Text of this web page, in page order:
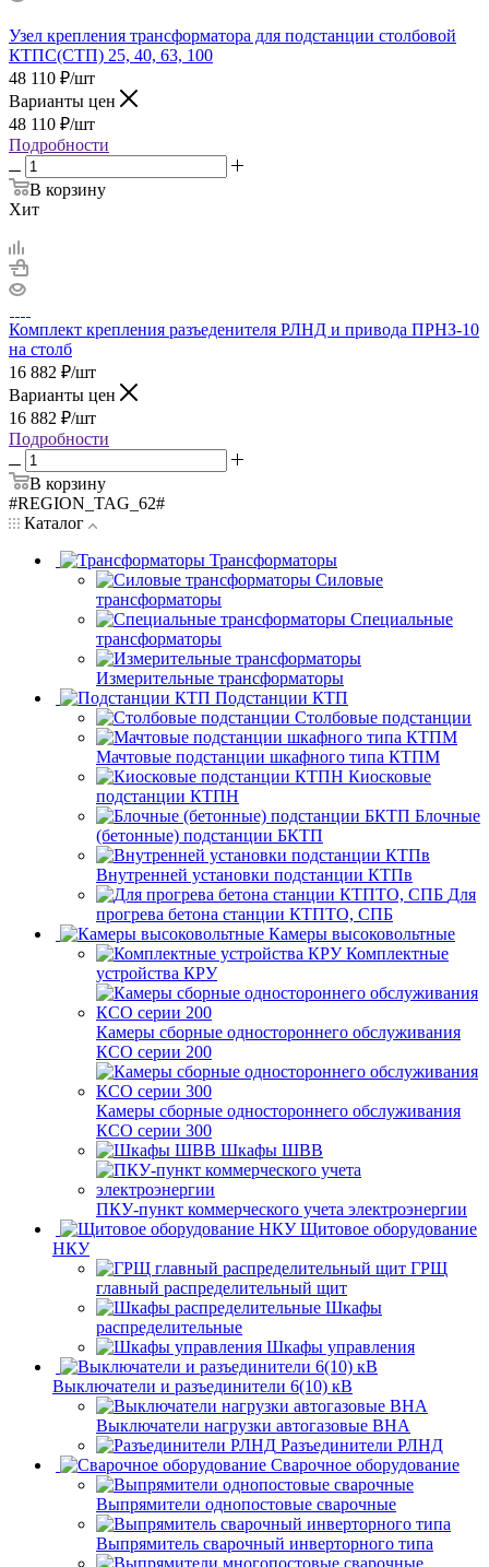
Узел крепления трансформатора для подстанции столбовой
КТПС(СТП) 25, 40, 63, 100
48 110 ₽/шт
Варианты цен
48 110 ₽/шт
Подробности
В корзину
Хит
Комплект крепления разъеденителя РЛНД и привода ПРНЗ-10
на столб
16 882 ₽/шт
Варианты цен
16 882 ₽/шт
Подробности
В корзину
#REGION_TAG_62#
Каталог
Трансформаторы
Силовые
трансформаторы
Специальные
трансформаторы
Измерительные трансформаторы
Подстанции КТП
Столбовые подстанции
Мачтовые подстанции шкафного типа КТПМ
Киосковые
подстанции КТПН
Блочные
(бетонные) подстанции БКТП
Внутренней установки подстанции КТПв
Для
прогрева бетона станции КТПТО, СПБ
Камеры высоковольтные
Комплектные
устройства КРУ
Камеры сборные одностороннего обслуживания
КСО серии 200
Камеры сборные одностороннего обслуживания
КСО серии 300
Шкафы ШВВ
ПКУ-пункт коммерческого учета электроэнергии
Щитовое оборудование
НКУ
ГРЩ
главный распределительный щит
Шкафы
распределительные
Шкафы управления
Выключатели и разъединители 6(10) кВ
Выключатели нагрузки автогазовые ВНА
Разъединители РЛНД
Сварочное оборудование
Выпрямители однопостовые сварочные
Выпрямитель сварочный инверторного типа